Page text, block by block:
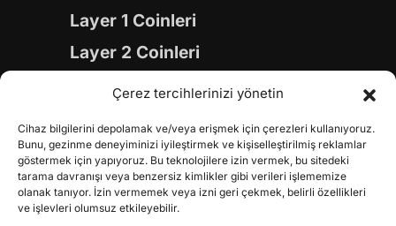
Çerez tercihlerinizi yönetin
Cihaz bilgilerini depolamak ve/veya erişmek için çerezleri kullanıyoruz.
Bunu, gezinme deneyiminizi iyileştirmek ve kişiselleştirilmiş reklamlar
göstermek için yapıyoruz. Bu teknolojilere izin vermek, bu sitedeki
tarama davranışı veya benzersiz kimlikler gibi verileri işlememize
olanak tanıyor. İzin vermemek veya izni geri çekmek, belirli özellikleri
ve işlevleri olumsuz etkileyebilir.
Layer 1 Coinleri
Layer 2 Coinleri
Yapay Zeka (AI) Coinleri
Gaming Coinleri
RWA Coinleri
DeFi Coinleri